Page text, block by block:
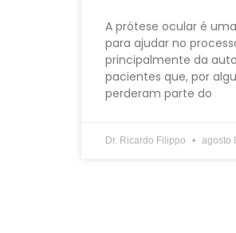
A prótese ocular é
para ajudar no
principalmente da
pacientes que, por
perderam parte do
Dr. Ricardo Filippo agosto